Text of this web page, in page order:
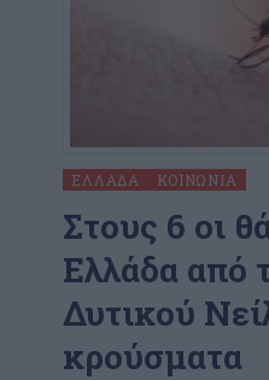
ΕΛΛΆΔΑ ΚΟΙΝΩΝΊΑ
Στους 6 οι
Ελλάδα από
Δυτικού
κρούσματα